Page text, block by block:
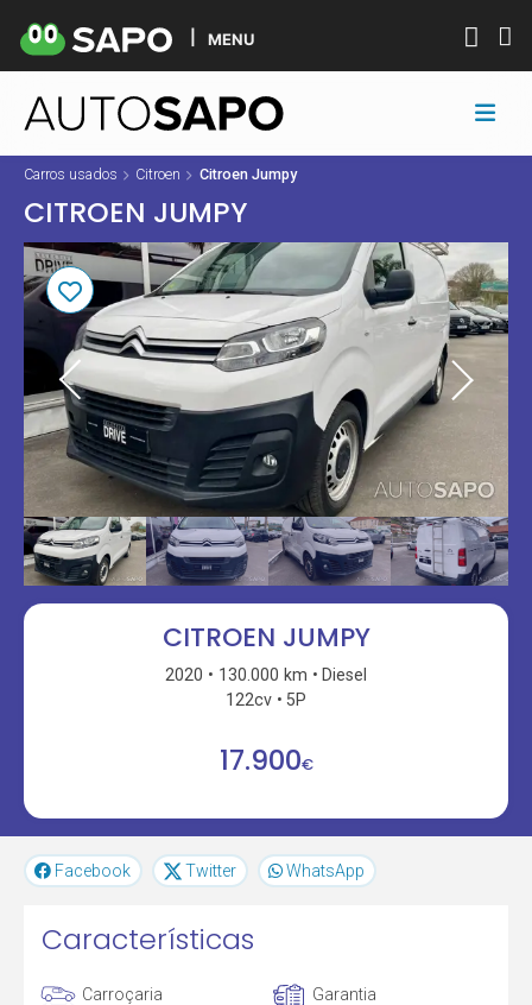
MENU
Carros usados Citroen Citroen Jumpy
CITROEN JUMPY
CITROEN JUMPY
2020 130.000 km
Diesel
122cv
5P
17.900€
Facebook Twitter WhatsApp
Características
Carroçaria
Garantia